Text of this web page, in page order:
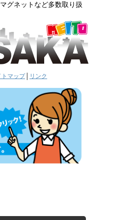
グネットなど多数取り扱
トマップ│ リンク